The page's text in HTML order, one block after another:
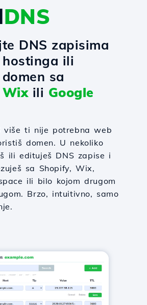
DNS
DNS zapisima
ili
sa
Wixili Google
više ti nije potrebna web
domen. U nekoliko
ili edituješ DNS zapise i
sa Shopify, Wix,
ili bilo kojom drugom
Brzo, intuitivno, samo